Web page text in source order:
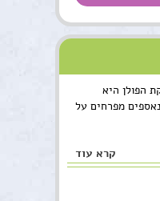
250 גר אבקת הפולן היא
מפרחים על
קרא עוד